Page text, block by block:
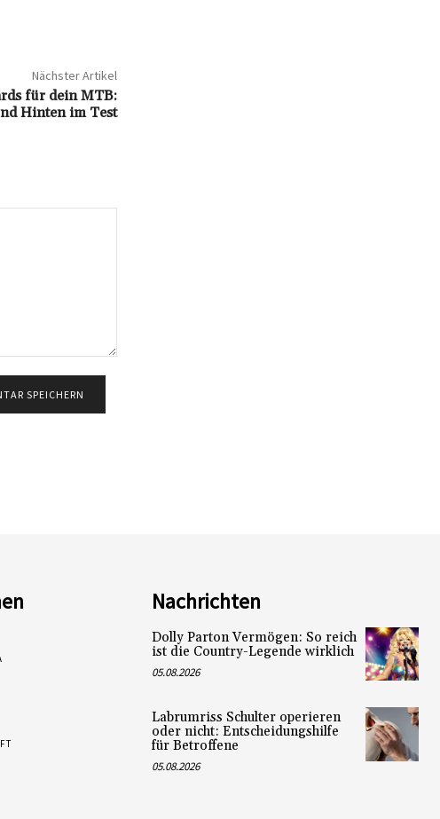
Nächster Artikel
für dein MTB:
Hinten im Test
Nachrichten
Dolly Parton Vermögen: So reich
ist die Country-Legende wirklich
05.08.2026
Labrumriss Schulter operieren
oder nicht: Entscheidungshilfe
für Betroffene
05.08.2026